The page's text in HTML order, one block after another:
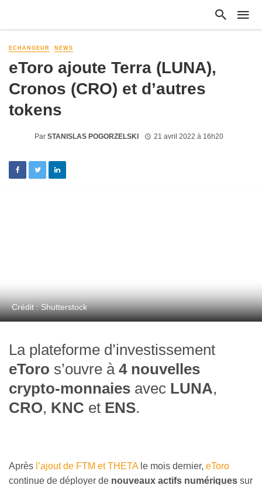
ECHANGEUR NEWS
eToro ajoute Terra (LUNA),
Cronos (CRO) et d’autres
tokens
Par STANISLAS POGORZELSKI 21 avril 2022 à 16h20
Crédit : Shutterstock
La plateforme d’investissement
eToro s’ouvre à4 nouvelles
crypto-monnaies avec LUNA,
CRO, KNC et ENS.
Après l’ajout de FTM et THETAle mois dernier, eToro
continue de déployer de nouveaux actifs numériques sur